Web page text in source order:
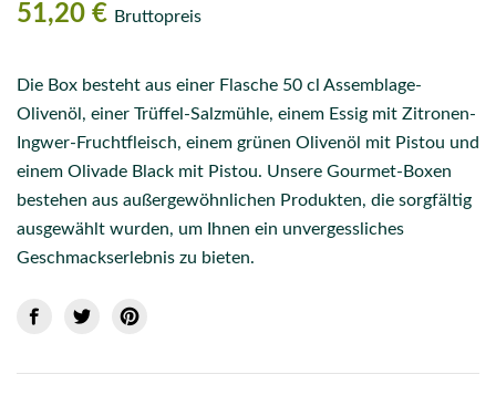
51,20 € Bruttopreis
Die Box besteht aus einer Flasche 50 cl Assemblage-
Olivenöl, einer Trüffel-Salzmühle, einem Essig mit Zitronen-
Ingwer-Fruchtfleisch, einem grünen Olivenöl mit Pistou und
einem Olivade Black mit Pistou. Unsere Gourmet-Boxen
bestehen aus außergewöhnlichen Produkten, die sorgfältig
ausgewählt wurden, um Ihnen ein unvergessliches
Geschmackserlebnis zu bieten.